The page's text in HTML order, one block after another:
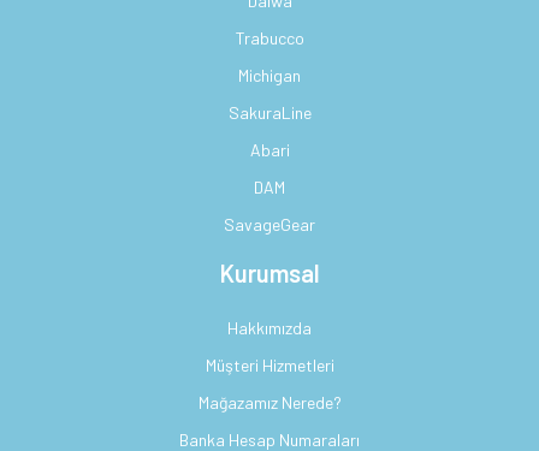
Trabucco
Michigan
SakuraLine
Abari
DAM
SavageGear
Kurumsal
Hakkımızda
Müşteri Hizmetleri
Mağazamız Nerede?
Banka Hesap Numaraları